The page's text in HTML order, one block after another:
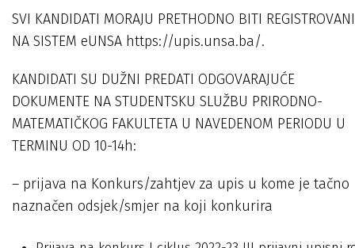
SVI KANDIDATI MORAJU PRETHODNO BITI REGISTROVANI
NA SISTEM eUNSA https://upis.unsa.ba/.
KANDIDATI SU DUŽNI PREDATI ODGOVARAJUĆE
DOKUMENTE NA STUDENTSKU SLUŽBU PRIRODNO-
MATEMATIČKOG FAKULTETA U NAVEDENOM PERIODU U
TERMINU OD 10-14h:
– prijava na Konkurs/zahtjev za upis u kome je tačno
naznačen odsjek/smjer na koji konkurira